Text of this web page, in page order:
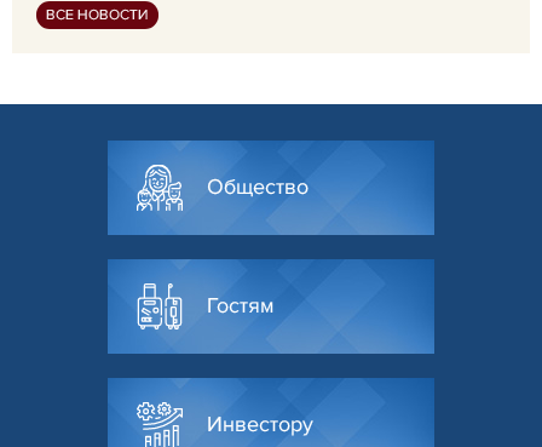
ВСЕ НОВОСТИ
Общество
Гостям
Инвестору